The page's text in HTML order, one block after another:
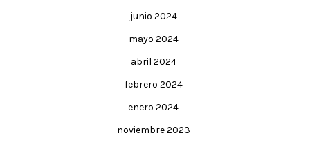
junio 2024
mayo 2024
abril 2024
febrero 2024
enero 2024
noviembre 2023